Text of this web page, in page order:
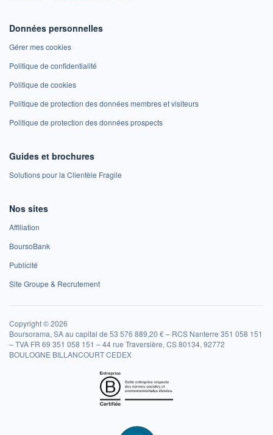
Données personnelles
Gérer mes cookies
Politique de confidentialité
Politique de cookies
Politique de protection des données membres et visiteurs
Politique de protection des données prospects
Guides et brochures
Solutions pour la Clientèle Fragile
Nos sites
Affiliation
BoursoBank
Publicité
Site Groupe & Recrutement
Copyright © 2026
Boursorama, SA au capital de 53 576 889,20 € – RCS Nanterre 351 058 151
– TVA FR 69 351 058 151 – 44 rue Traversière, CS 80134, 92772
BOULOGNE BILLANCOURT CEDEX